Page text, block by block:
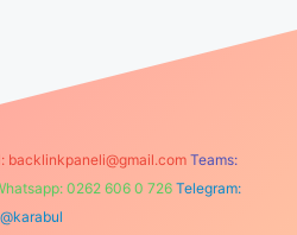
elexbetgiris.org
backlinkpaneli@gmail.com Teams:
0262 606 0 726 Telegram:
@karabul